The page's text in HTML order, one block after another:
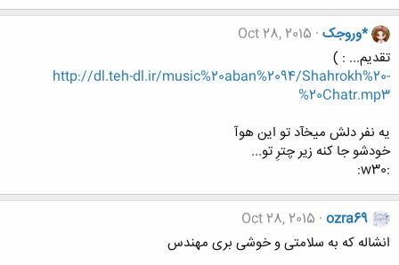
*وروجک Oct 28, 2015
تقدیم... : )
http://dl.teh-dl.ir/music%20aban%2094/Shahrokh%20-
%20Chatr.mp3
یه نفر دلش میخآد تو این هوآ
خودشو جا کنه زیر چترِ تو...
:w30:
ozra69
Oct 28, 2015
انشاله که به سلامتی و خوشی بری مهندس